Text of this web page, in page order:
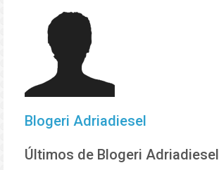
Blogeri Adriadiesel
Últimos de Blogeri Adriadiesel